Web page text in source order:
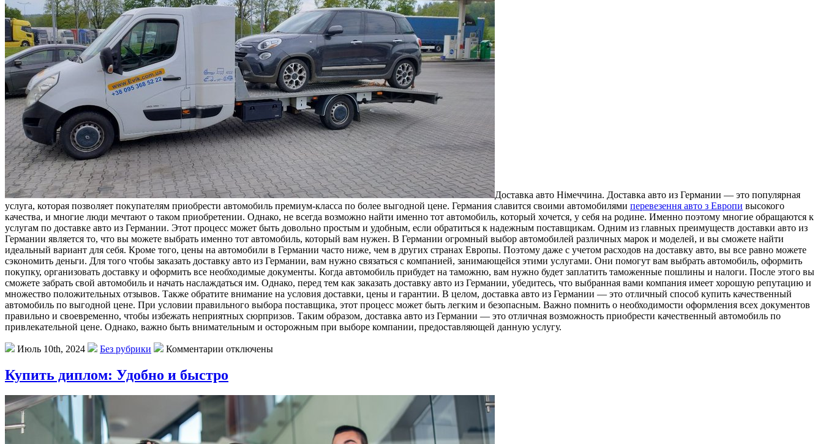
Дoстaвкa aвтo Нiмeччинa. Доставка авто из Германии — это популярная
услуга, которая позволяет покупателям приобрести автомобиль премиум-класса по более выгодной цене. Германия славится своими автомобилями перевезення авто з Европи высокого
качества, и многие люди мечтают о таком приобретении. Однако, не всегда возможно найти именно тот автомобиль, который хочется, у себя на родине. Именно поэтому многие обращаются к
услугам по доставке авто из Германии. Этот процесс может быть довольно простым и удобным, если обратиться к надежным поставщикам. Одним из главных преимуществ доставки авто из
Германии является то, что вы можете выбрать именно тот автомобиль, который вам нужен. В Германии огромный выбор автомобилей различных марок и моделей, и вы сможете найти
идеальный вариант для себя. Кроме того, цены на автомобили в Германии часто ниже, чем в других странах Европы. Поэтому даже с учетом расходов на доставку авто, вы все равно можете
сэкономить деньги. Для того чтобы заказать доставку авто из Германии, вам нужно связаться с компанией, занимающейся этими услугами. Они помогут вам выбрать автомобиль, оформить
покупку, организовать доставку и оформить все необходимые документы. Когда автомобиль прибудет на таможню, вам нужно будет заплатить таможенные пошлины и налоги. После этого вы
сможете забрать свой автомобиль и начать наслаждаться им. Однако, перед тем как заказать доставку авто из Германии, убедитесь, что выбранная вами компания имеет хорошую репутацию и
множество положительных отзывов. Также обратите внимание на условия доставки, цены и гарантии. В целом, доставка авто из Германии — это отличный способ купить качественный
автомобиль по выгодной цене. При условии правильного выбора поставщика, этот процесс может быть легким и безопасным. Важно помнить о необходимости оформления всех документов
правильно и своевременно, чтобы избежать неприятных сюрпризов. Таким образом, доставка авто из Германии — это отличная возможность приобрести качественный автомобиль по
привлекательной цене. Однако, важно быть внимательным и осторожным при выборе компании, предоставляющей данную услугу.
Июль 10th, 2024 Без рубрики Комментарии отключены
Купить диплом: Удобно и быстро